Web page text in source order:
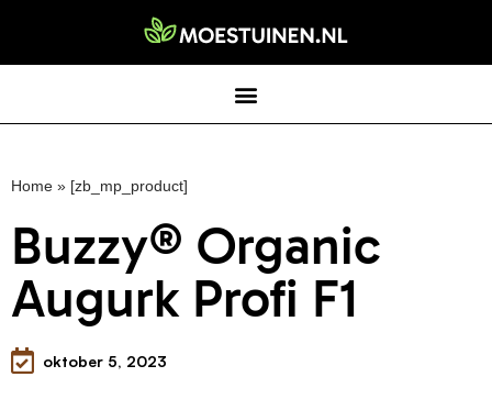
Home » [zb_mp_product]
Buzzy® Organic
Augurk Profi F1
oktober 5, 2023